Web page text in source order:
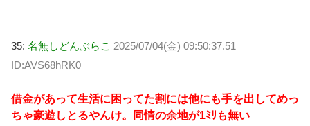
35: 名無しどんぶらこ 2025/07/04(金) 09:50:37.51
ID:AVS68hRK0
借金があって生活に困ってた割には他にも手を出してめっ
ちゃ豪遊しとるやんけ。同情の余地が1ﾐﾘも無い